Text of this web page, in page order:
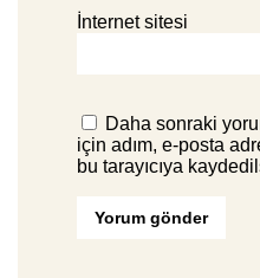
İnternet sitesi
Daha sonraki
için adım, e-posta
bu tarayıcıya